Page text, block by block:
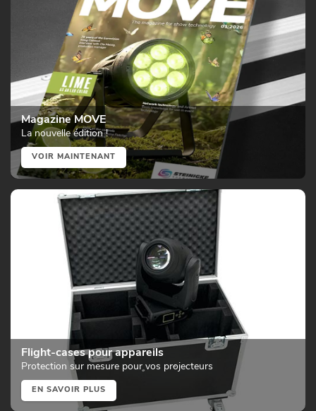
Magazine MOVE
La nouvelle édition !
VOIR MAINTENANT
Flight-cases pour appareils
Protection sur mesure pour vos projecteurs
EN SAVOIR PLUS